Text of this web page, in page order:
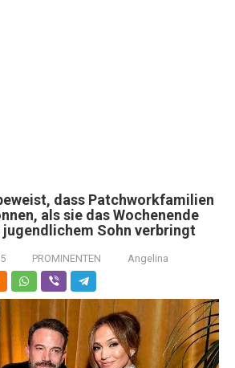
dass Patchworkfamilien
als sie das Wochenende
Sohn verbringt
PROMINENTEN Angelina